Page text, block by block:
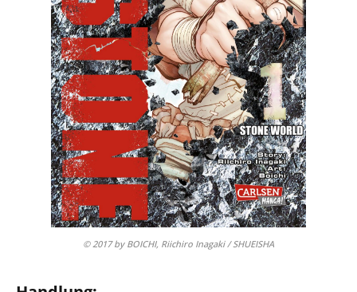
© 2017 by BOICHI, Riichiro Inagaki / SHUEISHA